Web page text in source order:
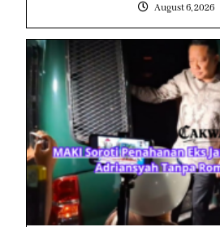
August 6, 2026